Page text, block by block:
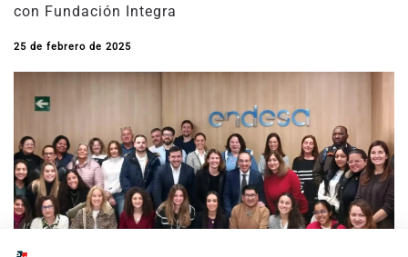
con Fundación Integra
25 de febrero de 2025